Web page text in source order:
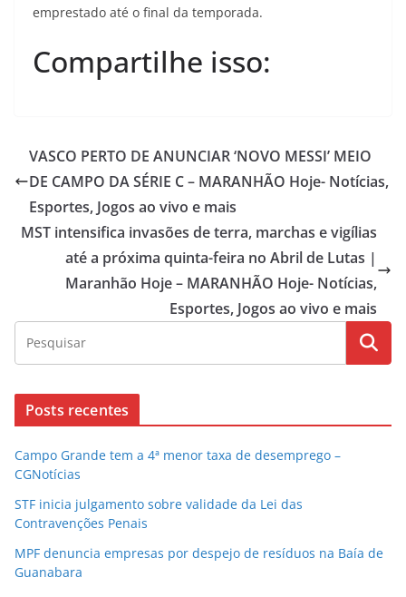
emprestado até o final da temporada.
Compartilhe isso:
VASCO PERTO DE ANUNCIAR ‘NOVO MESSI’ MEIO
DE CAMPO DA SÉRIE C – MARANHÃO Hoje- Notícias,
Esportes, Jogos ao vivo e mais
MST intensifica invasões de terra, marchas e vigílias
até a próxima quinta-feira no Abril de Lutas |
Maranhão Hoje – MARANHÃO Hoje- Notícias,
Esportes, Jogos ao vivo e mais
Posts recentes
Campo Grande tem a 4ª menor taxa de desemprego –
CGNotícias
STF inicia julgamento sobre validade da Lei das
Contravenções Penais
MPF denuncia empresas por despejo de resíduos na Baía de
Guanabara